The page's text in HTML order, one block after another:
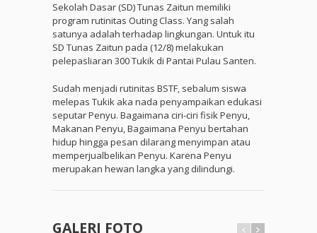
Sekolah Dasar (SD) Tunas Zaitun memiliki
program rutinitas Outing Class. Yang salah
satunya adalah terhadap lingkungan. Untuk itu
SD Tunas Zaitun pada (12/8) melakukan
pelepasliaran 300 Tukik di Pantai Pulau Santen.
Sudah menjadi rutinitas BSTF, sebalum siswa
melepas Tukik aka nada penyampaikan edukasi
seputar Penyu. Bagaimana ciri-ciri fisik Penyu,
Makanan Penyu, Bagaimana Penyu bertahan
hidup hingga pesan dilarang menyimpan atau
memperjualbelikan Penyu. Karena Penyu
merupakan hewan langka yang dilindungi.
GALERI FOTO